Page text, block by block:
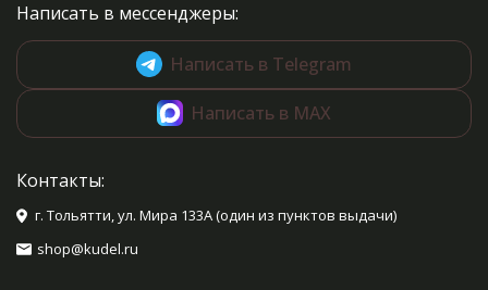
Написать в мессенджеры:
Написать в Telegram
Написать в MAX
Контакты:
г. Тольятти, ул. Мира 133А (один из пунктов выдачи)
shop@kudel.ru